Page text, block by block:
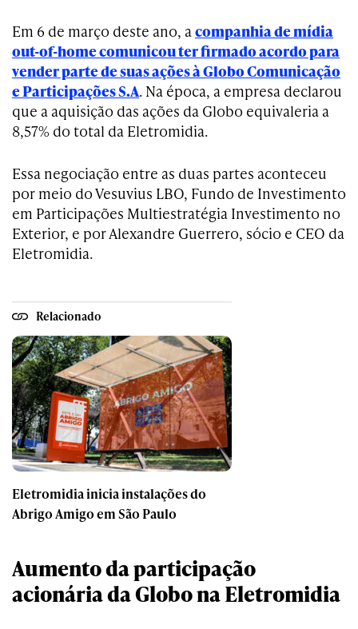
Em 6 de março deste ano, acompanhia de mídia
out-of-home comunicou ter firmado acordo para
vender parte de suas ações à Globo Comunicação
e Participações S.A. Na época, a empresa declarou
que a aquisição das ações da Globo equivaleria a
8,57% do total da Eletromidia.
Essa negociação entre as duas partes aconteceu
por meio do Vesuvius LBO, Fundo de Investimento
em Participações Multiestratégia Investimento no
Exterior, e por Alexandre Guerrero, sócio e CEO da
Eletromidia.
Relacionado
Eletromidia inicia instalações do
Abrigo Amigo em São Paulo
Aumento da participação
acionária da Globo na Eletromidia